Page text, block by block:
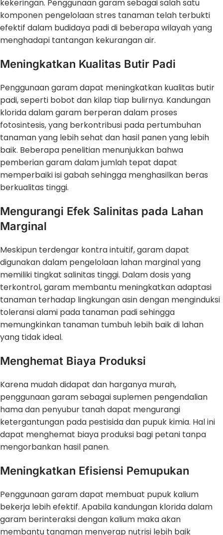
kekeringan. Penggunaan garam sebagai salah satu
komponen pengelolaan stres tanaman telah terbukti
efektif dalam budidaya padi di beberapa wilayah yang
menghadapi tantangan kekurangan air.
Meningkatkan Kualitas Butir Padi
Penggunaan garam dapat meningkatkan kualitas butir
padi, seperti bobot dan kilap tiap bulirnya. Kandungan
klorida dalam garam berperan dalam proses
fotosintesis, yang berkontribusi pada pertumbuhan
tanaman yang lebih sehat dan hasil panen yang lebih
baik. Beberapa penelitian menunjukkan bahwa
pemberian garam dalam jumlah tepat dapat
memperbaiki isi gabah sehingga menghasilkan beras
berkualitas tinggi.
Mengurangi Efek Salinitas pada Lahan
Marginal
Meskipun terdengar kontra intuitif, garam dapat
digunakan dalam pengelolaan lahan marginal yang
memiliki tingkat salinitas tinggi. Dalam dosis yang
terkontrol, garam membantu meningkatkan adaptasi
tanaman terhadap lingkungan asin dengan menginduksi
toleransi alami pada tanaman padi sehingga
memungkinkan tanaman tumbuh lebih baik di lahan
yang tidak ideal.
Menghemat Biaya Produksi
Karena mudah didapat dan harganya murah,
penggunaan garam sebagai suplemen pengendalian
hama dan penyubur tanah dapat mengurangi
ketergantungan pada pestisida dan pupuk kimia. Hal ini
dapat menghemat biaya produksi bagi petani tanpa
mengorbankan hasil panen.
Meningkatkan Efisiensi Pemupukan
Penggunaan garam dapat membuat pupuk kalium
bekerja lebih efektif. Apabila kandungan klorida dalam
garam berinteraksi dengan kalium maka akan
membantu tanaman menyerap nutrisi lebih baik